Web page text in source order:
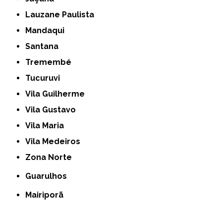
Lauzane Paulista
Mandaqui
Santana
Tremembé
Tucuruvi
Vila Guilherme
Vila Gustavo
Vila Maria
Vila Medeiros
Zona Norte
Guarulhos
Mairiporã